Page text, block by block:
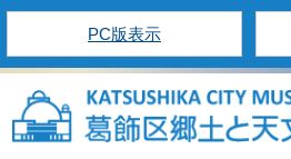
PC版表示